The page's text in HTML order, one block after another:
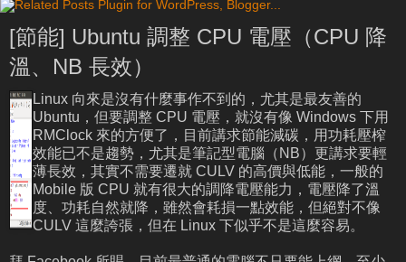
[節能] Ubuntu 調整 CPU 電壓（CPU 降
溫、NB 長效）
Linux 向來是沒有什麼事作不到的，尤其是最友善的
Ubuntu，但要調整 CPU 電壓，就沒有像 Windows 下用
RMClock 來的方便了，目前講求節能減碳，用功耗壓榨
效能已不是趨勢，尤其是筆記型電腦（NB）更講求要輕
薄長效，其實不需要遷就 CULV 的高價與低能，一般的
Mobile 版 CPU 就有很大的調降電壓能力，電壓降了溫
度、功耗自然就降，雖然會耗損一點效能，但絕對不像
CULV 這麼誇張，但在 Linux 下似乎不是這麼容易。